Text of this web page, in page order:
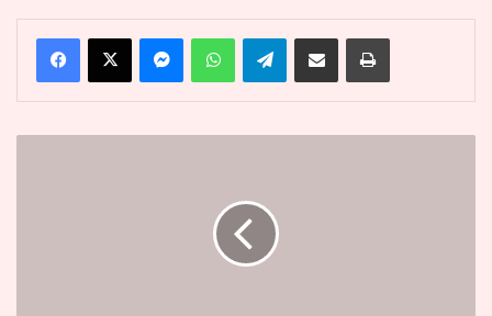
FacebookX MessengerWhatsAppTelegramPartager par email Imprimer